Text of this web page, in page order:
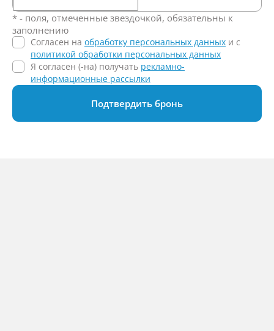
* - поля, отмеченные звездочкой, обязательны к
заполнению
Согласен на обработку персональных данных и c
политикой обработки персональных данных
Я согласен (-на) получать рекламно-
информационные рассылки
Подтвердить бронь